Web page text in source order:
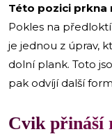
Této pozici prkna
Pokles na
je jednou z úprav,
dolní plank. Toto
pak odvíjí další
Cvik přináší